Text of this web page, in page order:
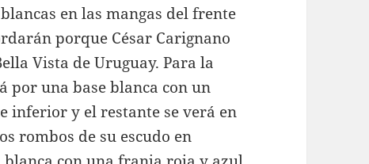
en las mangas del frente
porque César Carignano
Vista de Uruguay. Para la
una base blanca con un
inferior y el restante se verá en
rombos de su escudo en